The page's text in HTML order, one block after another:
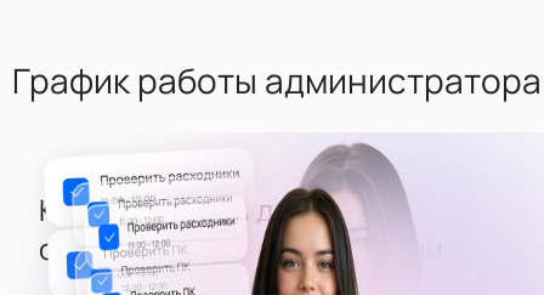
График работы администратора
Каждый второй день -
оценивать состояние студии